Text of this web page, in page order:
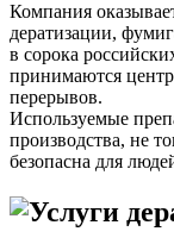
Компания
дератизации,
в сорока
принимаются
перерывов.
Используемые
производства, не
безопасна для